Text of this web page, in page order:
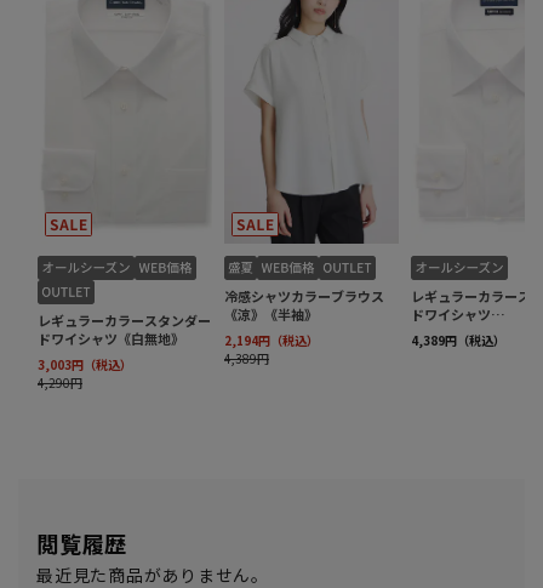
閲覧履歴
最近見た商品がありません。